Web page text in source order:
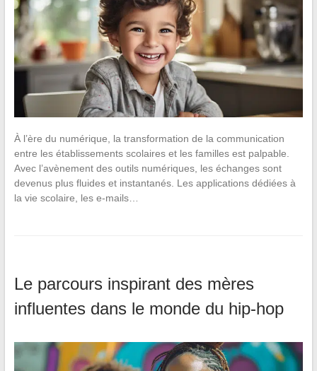
À l’ère du numérique, la transformation de la communication
entre les établissements scolaires et les familles est palpable.
Avec l’avènement des outils numériques, les échanges sont
devenus plus fluides et instantanés. Les applications dédiées à
la vie scolaire, les e-mails…
Le parcours inspirant des mères
influentes dans le monde du hip-hop